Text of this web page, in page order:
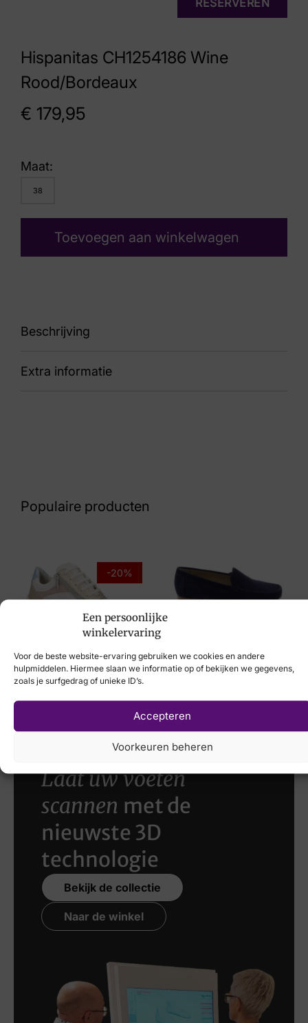
Een persoonlijke
winkelervaring
Voor de beste website-ervaring gebruiken we cookies en andere
hulpmiddelen. Hiermee slaan we informatie op of bekijken we gegevens,
zoals je surfgedrag of unieke ID’s.
Accepteren
Voorkeuren beheren
Hispanitas CH1254186 Wine
Rood/Bordeaux
€ 179,95
RESERVEREN
Maat:
38
Toevoegen aan winkelwagen
Beschrijving
90 CH1254186 Wine
Extra informatie
Merk
Hispanitas
Artikelnummer
Breedtemaat
G
Populaire producten
-20%
Solidus
199,95 €159,95
Laat uw voeten
scannen met de
nieuwste 3D
technologie
Bekijk de collectie
Naar de winkel